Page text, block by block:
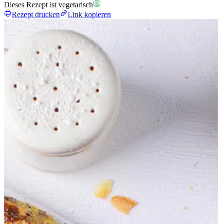
Dieses Rezept ist vegetarisch
Rezept drucken
Link kopieren